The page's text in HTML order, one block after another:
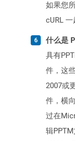
如果您
cURL 一
什么是
具有
件，这
2007或
件，横
过在
辑